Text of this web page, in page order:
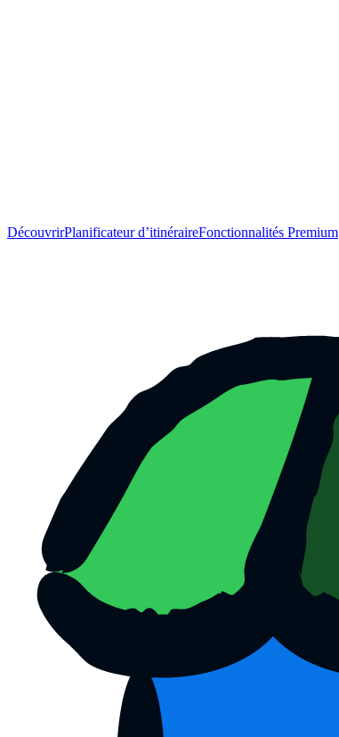
DécouvrirPlanificateur d’itinéraireFonctionnalités Premium